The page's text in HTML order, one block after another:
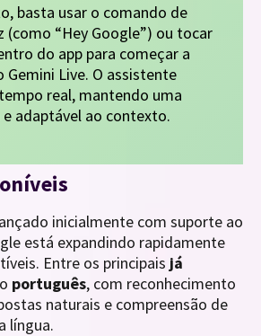
basta usar o comando de
(como “Hey Google”) ou tocar
do app para começar a
Gemini Live. O assistente
real, mantendo uma
adaptável ao contexto.
inicialmente com suporte ao
está expandindo rapidamente
Entre os principais já
português, com reconhecimento
naturais e compreensão de
língua.